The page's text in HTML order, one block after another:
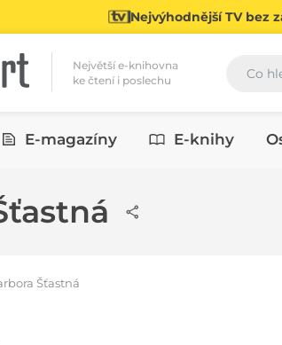
Nejvýhodnější TV bez
Největší e-knihovna
ke čtení i poslechu
E-magazíny E-knihy
Šťastná